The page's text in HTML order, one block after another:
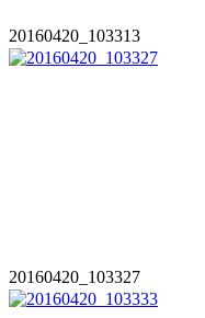
20160420_103313
20160420_103327